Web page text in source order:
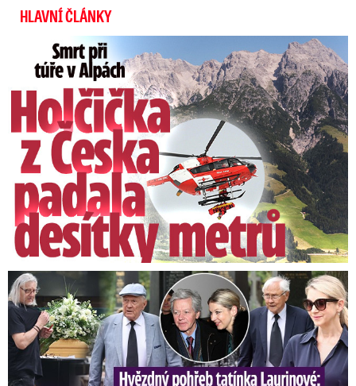
HLAVNÍ ČLÁNKY
Smrt Češky (†14) v Alpách: Zemřela při túře s rodiči
Speciální řečníci nad rakví Laurina: Rozbrečeli i dceru